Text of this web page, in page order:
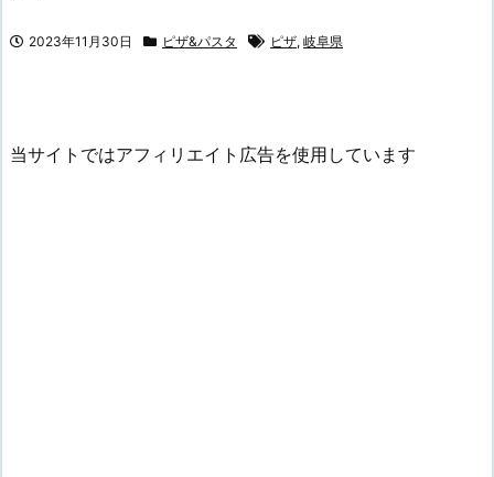
2023年11月30日 ピザ&パスタ ピザ, 岐阜県
当サイトではアフィリエイト広告を使用しています